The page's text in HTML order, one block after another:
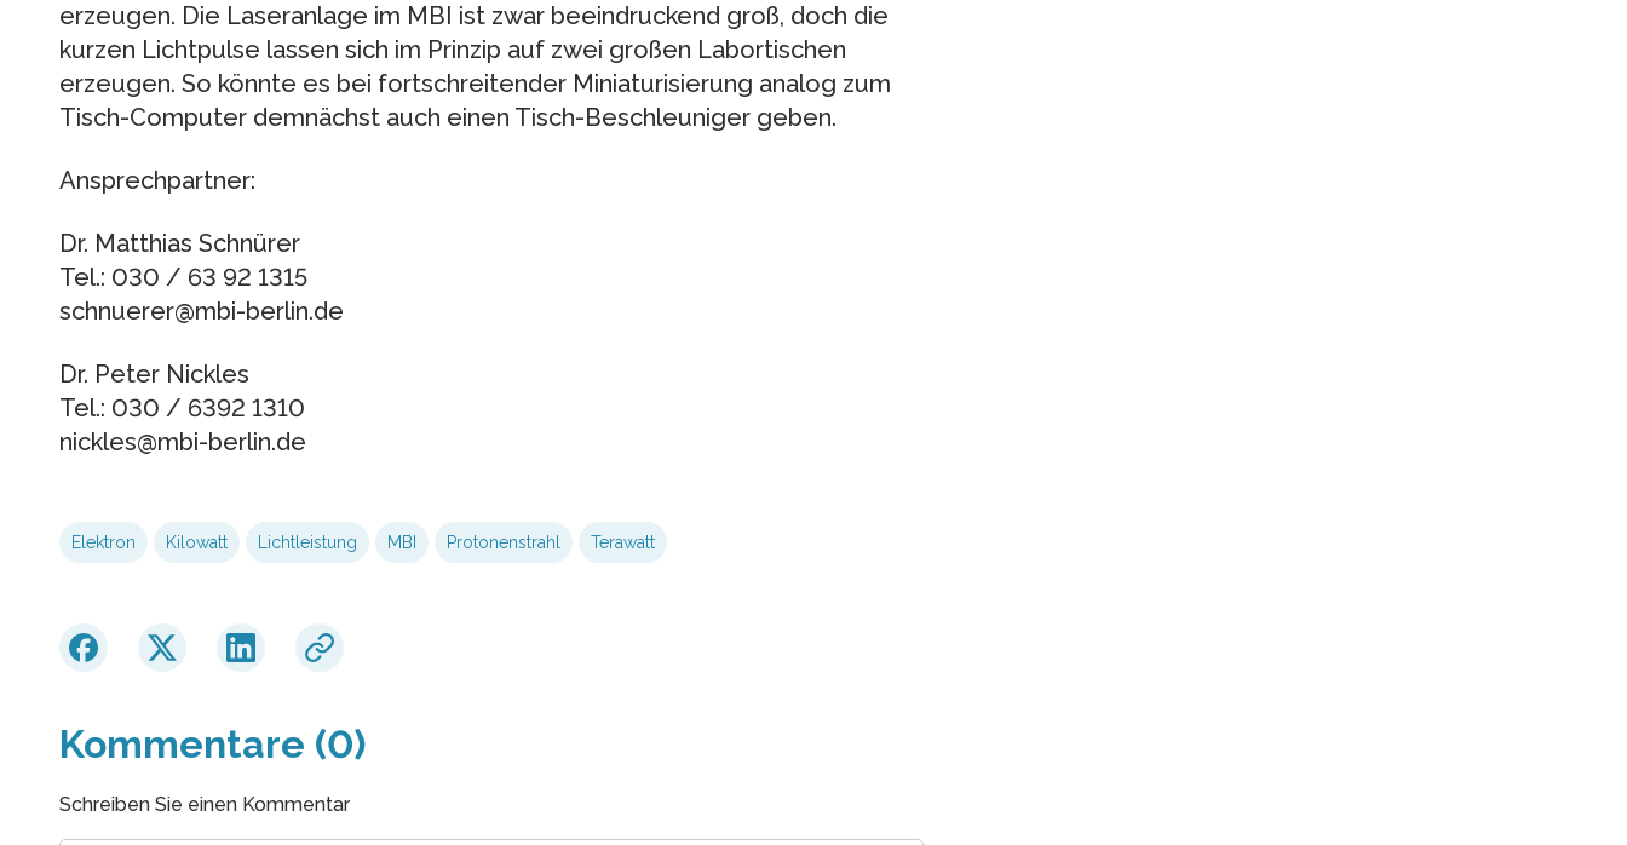
erzeugen. Die Laseranlage im MBI ist zwar beeindruckend groß, doch die
kurzen Lichtpulse lassen sich im Prinzip auf zwei großen Labortischen
erzeugen. So könnte es bei fortschreitender Miniaturisierung analog zum
Tisch-Computer demnächst auch einen Tisch-Beschleuniger geben.
Ansprechpartner:
Dr. Matthias Schnürer
Tel.: 030 / 63 92 1315
schnuerer@mbi-berlin.de
Dr. Peter Nickles
Tel.: 030 / 6392 1310
nickles@mbi-berlin.de
Elektron Kilowatt Lichtleistung MBI Protonenstrahl Terawatt
Kommentare (0)
Schreiben Sie einen Kommentar